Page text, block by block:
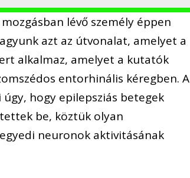
lévő személy éppen
azt az útvonalat, amelyet a
alkalmaz, amelyet a kutatók
entorhinális kéregben. A
hogy epilepsziás betegek
be, köztük olyan
neuronok aktivitásának